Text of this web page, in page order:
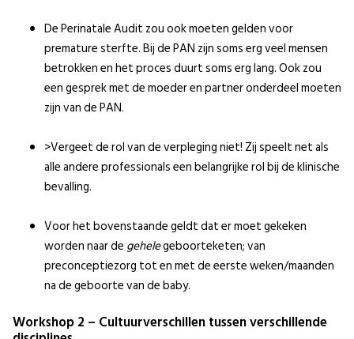
De Perinatale Audit zou ook moeten gelden voor
premature sterfte. Bij de PAN zijn soms erg veel mensen
betrokken en het proces duurt soms erg lang. Ook zou
een gesprek met de moeder en partner onderdeel moeten
zijn van de PAN.
>Vergeet de rol van de verpleging niet! Zij speelt net als
alle andere professionals een belangrijke rol bij de klinische
bevalling.
Voor het bovenstaande geldt dat er moet gekeken
worden naar de gehelegeboorteketen; van
preconceptiezorg tot en met de eerste weken/maanden
na de geboorte van de baby.
Workshop 2 – Cultuurverschillen tussen verschillende